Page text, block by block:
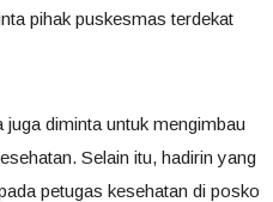
pihak puskesmas terdekat
diminta untuk mengimbau
Selain itu, hadirin yang
petugas kesehatan di posko